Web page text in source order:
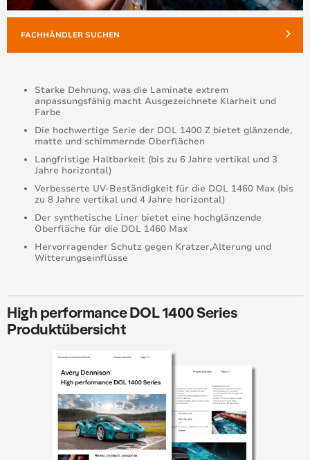
FACHHÄNDLER SUCHEN
Starke Dehnung, was die Laminate extrem
anpassungsfähig macht Ausgezeichnete Klarheit und
Farbe
Die hochwertige Serie der DOL 1400 Z bietet glänzende,
matte und schimmernde Oberflächen
Langfristige Haltbarkeit (bis zu 6 Jahre vertikal und 3
Jahre horizontal)
Verbesserte UV-Beständigkeit für die DOL 1460 Max (bis
zu 8 Jahre vertikal und 4 Jahre horizontal)
Der synthetische Liner bietet eine hochglänzende
Oberfläche für die DOL 1460 Max
Hervorragender Schutz gegen Kratzer,Alterung und
Witterungseinflüsse
High performance DOL 1400 Series
Produktübersicht